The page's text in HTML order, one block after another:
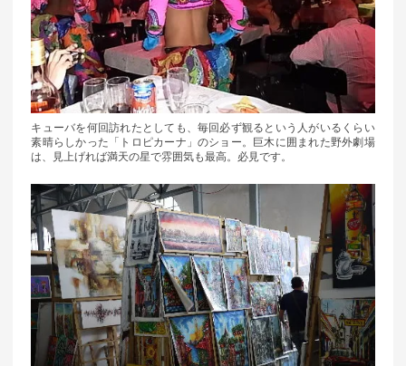
キューバを何回訪れたとしても、毎回必ず観るという人がいるくらい
素晴らしかった「トロピカーナ」のショー。巨木に囲まれた野外劇場
は、見上げれば満天の星で雰囲気も最高。必見です。